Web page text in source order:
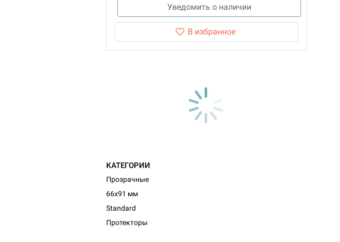
Уведомить о наличии
В избранное
КАТЕГОРИИ
Прозрачные
66x91 мм
Standard
Протекторы
Настольная игра Hobby World Монстры